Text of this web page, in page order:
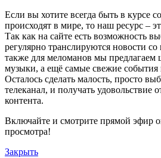
Если вы хотите всегда быть в курсе
происходят в мире, то наш ресурс –
Так как на сайте есть возможность
регулярно транслируются новости
также для меломанов мы
музыки, а ещё самые свежие события
Осталось сделать малость, просто
телеканал, и получать удовольствие
контента.
Включайте и смотрите прямой эфир
просмотра!
Закрыть